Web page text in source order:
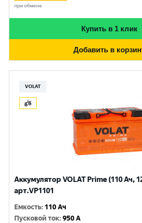
при обмене
Купить в 1 клик
Добавить в
VOLAT
Аккумулятор VOLAT Prime (110 Ач,
арт.VP1101
Емкость: 110 Ач
Пусковой ток:950 A